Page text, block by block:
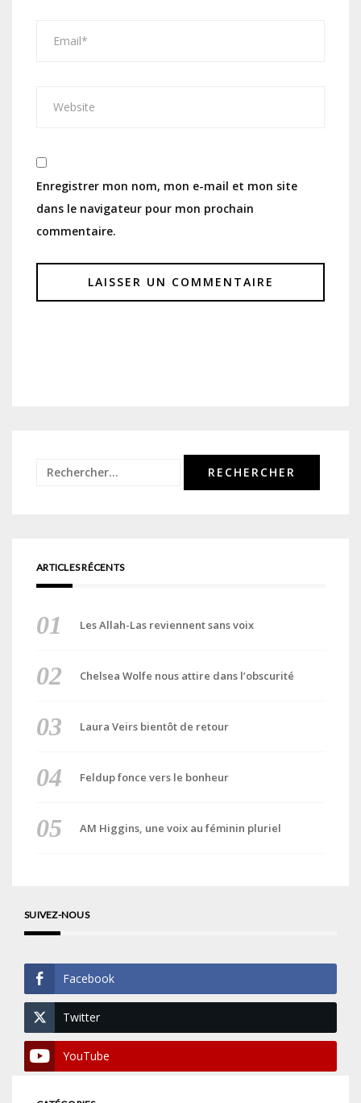
Enregistrer mon nom, mon e-mail et mon site
dans le navigateur pour mon prochain
commentaire.
Rechercher :
ARTICLES RÉCENTS
Les Allah-Las reviennent sans voix
Chelsea Wolfe nous attire dans l’obscurité
Laura Veirs bientôt de retour
Feldup fonce vers le bonheur
AM Higgins, une voix au féminin pluriel
SUIVEZ-NOUS
Facebook
Twitter
YouTube